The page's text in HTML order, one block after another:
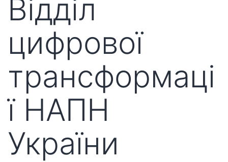
Відділ
цифрової
трансформаці
ї НАПН
України